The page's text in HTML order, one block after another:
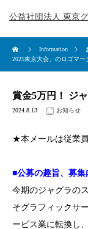
公益社団法人 東京
Information
2025東京大会」のロゴマー
2024.8.13 お知らせ
★本メールは従業
■公募の趣旨、募集
今期のジャグラの
そグラフィックサ
ービス業に転換し